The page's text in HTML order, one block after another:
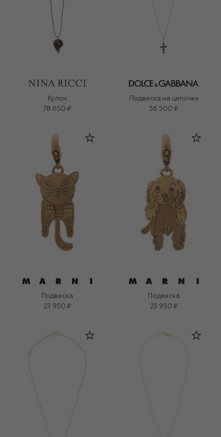
Кулон
78 650 ₽
Подвеска на цепочке
56 500 ₽
Подвеска
23 950 ₽
Подвеска
23 950 ₽